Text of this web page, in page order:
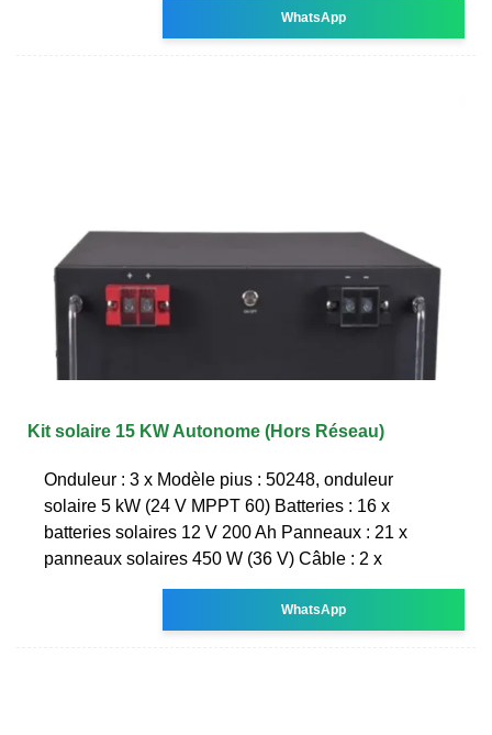
WhatsApp
Kit solaire 15 KW Autonome (Hors Réseau)
Onduleur : 3 x Modèle pius : 50248, onduleur
solaire 5 kW (24 V MPPT 60) Batteries : 16 x
batteries solaires 12 V 200 Ah Panneaux : 21 x
panneaux solaires 450 W (36 V) Câble : 2 x
WhatsApp